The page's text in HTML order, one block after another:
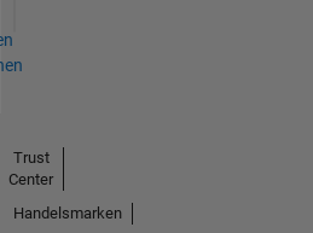
Trust
Center
Handelsmarken